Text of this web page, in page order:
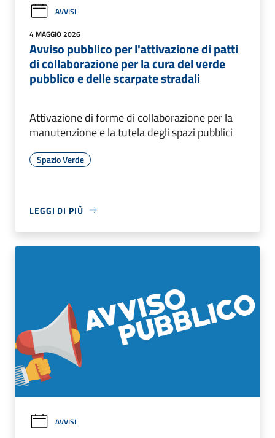
AVVISI
4 MAGGIO 2026
Avviso pubblico per l'attivazione di patti
di collaborazione per la cura del verde
pubblico e delle scarpate stradali
Attivazione di forme di collaborazione per la
manutenzione e la tutela degli spazi pubblici
Spazio Verde
LEGGI DI PIÙ
AVVISI